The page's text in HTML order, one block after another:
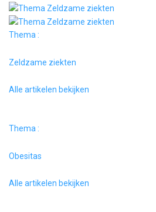
Thema :
Zeldzame ziekten
Alle artikelen bekijken
Thema :
Obesitas
Alle artikelen bekijken